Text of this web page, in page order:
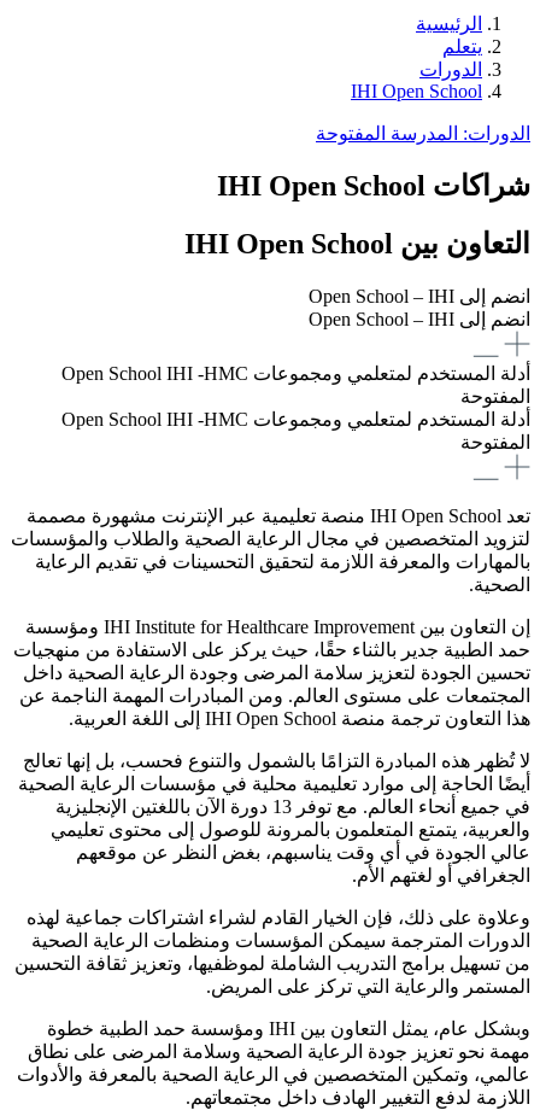
الرئيسية
يتعلم
الدورات
IHI Open School
الدورات: المدرسة المفتوحة
شراكات IHI Open School
التعاون بين IHI Open School
انضم إلى Open School – IHI
انضم إلى Open School – IHI
أدلة المستخدم لمتعلمي ومجموعات Open School IHI -HMC
المفتوحة
أدلة المستخدم لمتعلمي ومجموعات Open School IHI -HMC
المفتوحة
تعد IHI Open School منصة تعليمية عبر الإنترنت مشهورة مصممة
لتزويد المتخصصين في مجال الرعاية الصحية والطلاب والمؤسسات
بالمهارات والمعرفة اللازمة لتحقيق التحسينات في تقديم الرعاية
الصحية.
إن التعاون بين IHI Institute for Healthcare Improvement ومؤسسة
حمد الطبية جدير بالثناء حقًا، حيث يركز على الاستفادة من منهجيات
تحسين الجودة لتعزيز سلامة المرضى وجودة الرعاية الصحية داخل
المجتمعات على مستوى العالم. ومن المبادرات المهمة الناجمة عن
هذا التعاون ترجمة منصة IHI Open School إلى اللغة العربية.
لا تُظهر هذه المبادرة التزامًا بالشمول والتنوع فحسب، بل إنها تعالج
أيضًا الحاجة إلى موارد تعليمية محلية في مؤسسات الرعاية الصحية
في جميع أنحاء العالم. مع توفر 13 دورة الآن باللغتين الإنجليزية
والعربية، يتمتع المتعلمون بالمرونة للوصول إلى محتوى تعليمي
عالي الجودة في أي وقت يناسبهم، بغض النظر عن موقعهم
الجغرافي أو لغتهم الأم.
وعلاوة على ذلك، فإن الخيار القادم لشراء اشتراكات جماعية لهذه
الدورات المترجمة سيمكن المؤسسات ومنظمات الرعاية الصحية
من تسهيل برامج التدريب الشاملة لموظفيها، وتعزيز ثقافة التحسين
المستمر والرعاية التي تركز على المريض.
وبشكل عام، يمثل التعاون بين IHI ومؤسسة حمد الطبية خطوة
مهمة نحو تعزيز جودة الرعاية الصحية وسلامة المرضى على نطاق
عالمي، وتمكين المتخصصين في الرعاية الصحية بالمعرفة والأدوات
اللازمة لدفع التغيير الهادف داخل مجتمعاتهم.